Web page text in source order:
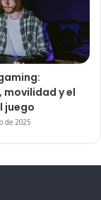
y el
juego
de 2025